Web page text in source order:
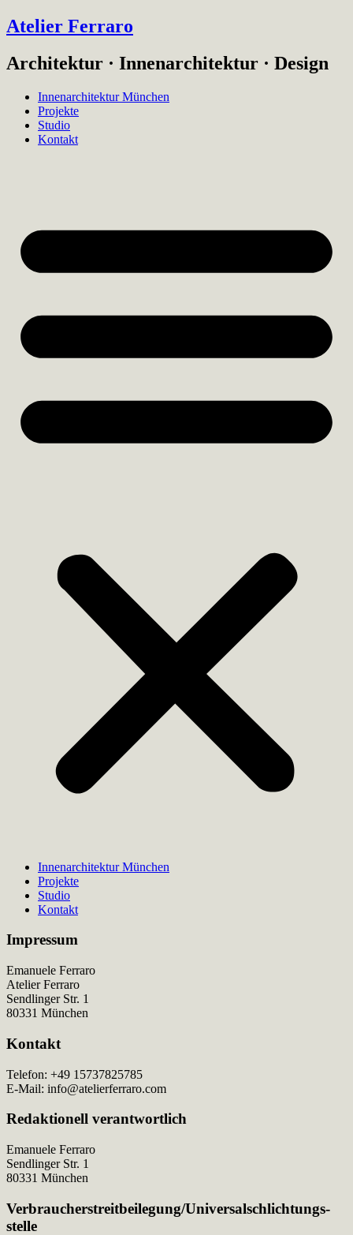
Atelier Ferraro
Architektur · Innenarchitektur · Design
Innenarchitektur München
Projekte
Studio
Kontakt
Innenarchitektur München
Projekte
Studio
Kontakt
Impressum
Emanuele Ferraro
Atelier Ferraro
Sendlinger Str. 1
80331 München
Kontakt
Telefon: +49 15737825785
E-Mail: info@atelierferraro.com
Redaktionell verantwortlich
Emanuele Ferraro
Sendlinger Str. 1
80331 München
Verbraucher­streit­beilegung/Universal­schlichtungs­
stelle